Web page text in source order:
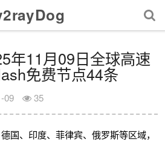
年11月09日全球高速
免费节点44条
09 35
国、印度、菲律宾、俄罗斯等区域，